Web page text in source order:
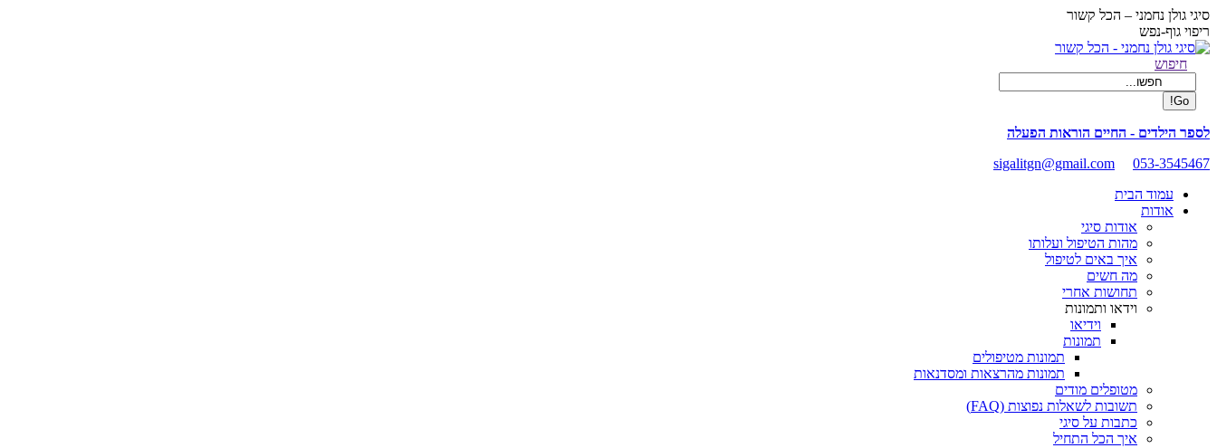
Skip
to
content
סיגי גולן נחמני – הכל קשור
ריפוי גוף-נפש
Facebook
opens
new
window
Search:
חיפוש
לספר הילדים - החיים הוראות הפעלה
sigalitgn@gmail.com
053-3545467
עמוד הבית
אודות
אודות סיגי
מהות הטיפול ועלותו
איך באים לטיפול
מה חשים
תחושות אחרי
וידאו ותמונות
וידיאו
תמונות
תמונות מטיפולים
תמונות מהרצאות ומסדנאות
מטופלים מודים
תשובות לשאלות נפוצות (FAQ)
כתבות על סיגי
איך הכל התחיל